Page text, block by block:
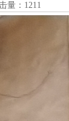
量：1211